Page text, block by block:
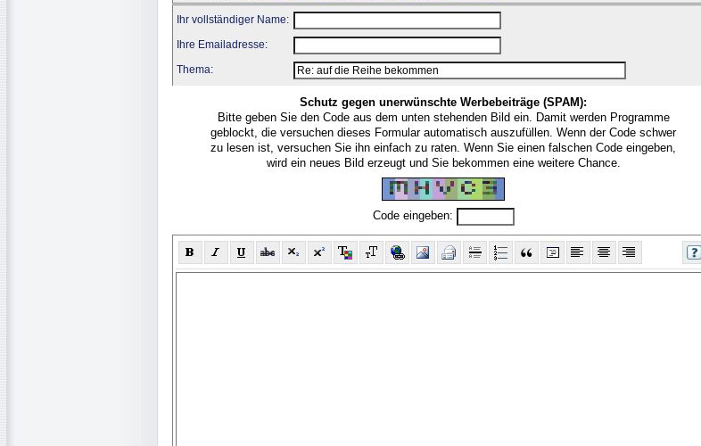
Ihr vollständiger Name:
Ihre Emailadresse:
Thema:
Schutz gegen unerwünschte Werbebeiträge (SPAM):
Bitte geben Sie den Code aus dem unten stehenden Bild ein. Damit werden Programme
geblockt, die versuchen dieses Formular automatisch auszufüllen. Wenn der Code schwer
zu lesen ist, versuchen Sie ihn einfach zu raten. Wenn Sie einen falschen Code eingeben,
wird ein neues Bild erzeugt und Sie bekommen eine weitere Chance.
Code eingeben: